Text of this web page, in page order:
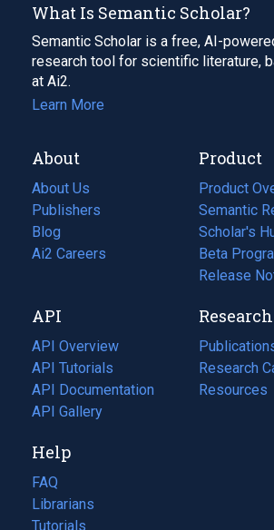
What Is Semantic Scholar?
Semantic Scholar is a free, AI-
research tool for scientific literature,
at Ai2.
Learn More
About
About Us
Publishers
Blog
(opens
in
tab)
Ai2 Careers
(opens
new
tab)
Product
Product
Semantic
Scholar's
Beta
Release
API
API Overview
API Tutorials
API Documentation
(opens
in
new
tab)
API Gallery
Research
(opens
in
a
Research
(opens
in
Resources
(opens
Help
FAQ
Librarians
Tutorials